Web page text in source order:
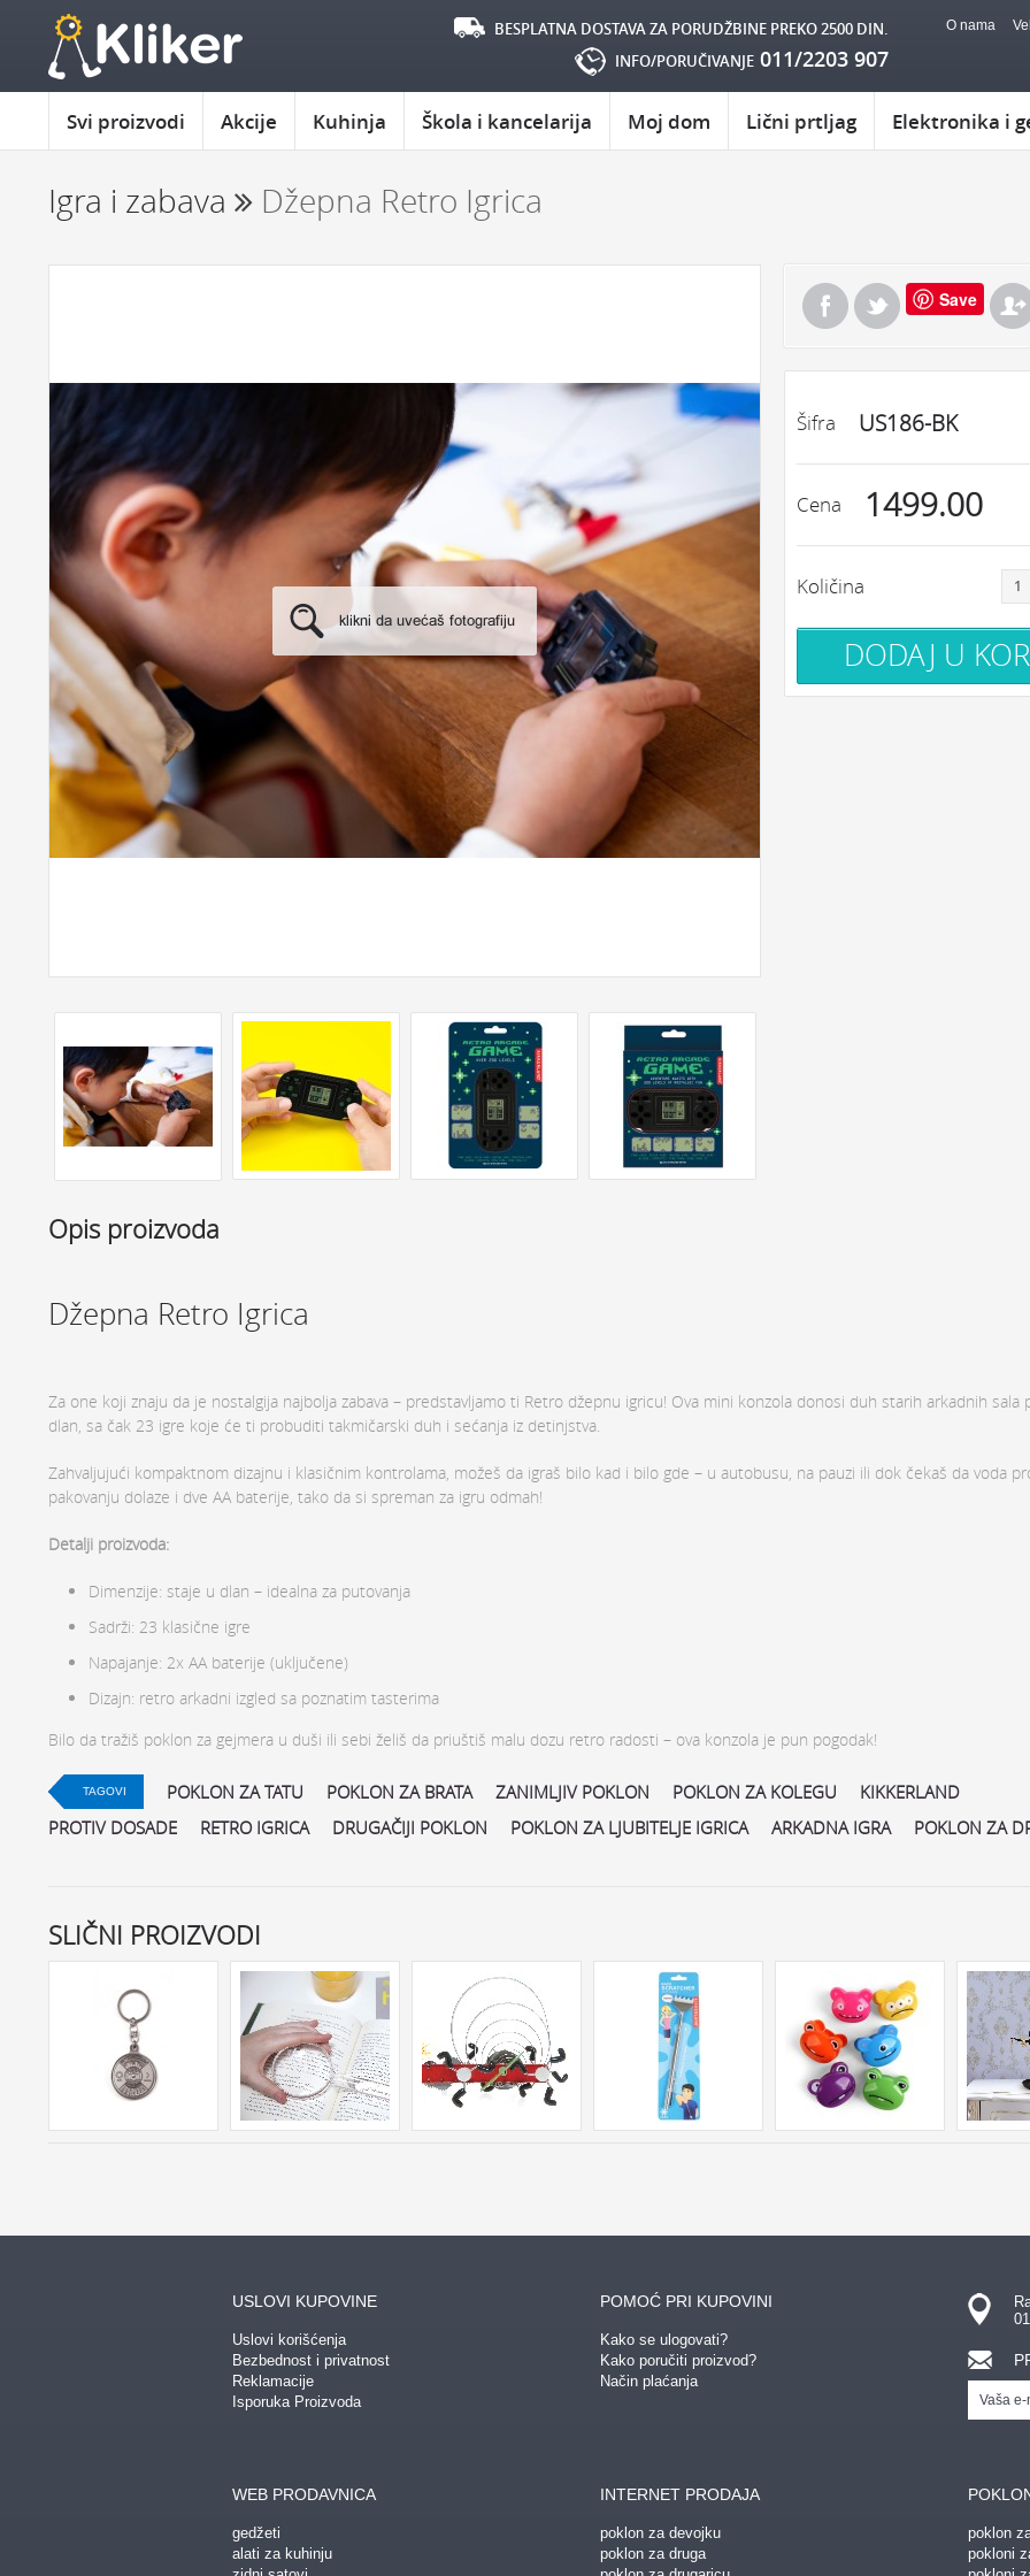
O nama
BESPLATNA DOSTAVA ZA PORUDŽBINE PREKO 2500 DIN.
INFO/PORUČIVANJE 011/2203 907
Svi proizvodi Akcije Kuhinja Škola i kancelarija Moj dom Lični prtljag Elektronika i
Igra i zabava Džepna Retro Igrica
Save
Šifra US186-BK
Cena 1499.00
Količina
Opis proizvoda
Džepna Retro Igrica
Za one koji znaju da je nostalgija najbolja zabava – predstavljamo ti Retro džepnu igricu! Ova mini konzola donosi duh starih arkadnih sala
dlan, sa čak 23 igre koje će ti probuditi takmičarski duh i sećanja iz detinjstva.
Zahvaljujući kompaktnom dizajnu i klasičnim kontrolama, možeš da igraš bilo kad i bilo gde – u autobusu, na pauzi ili dok čekaš da voda
pakovanju dolaze i dve AA baterije, tako da si spreman za igru odmah!
Detalji proizvoda:
Dimenzije: staje u dlan – idealna za putovanja
Sadrži: 23 klasične igre
Napajanje: 2x AA baterije (uključene)
Dizajn: retro arkadni izgled sa poznatim tasterima
Bilo da tražiš poklon za gejmera u duši ili sebi želiš da priuštiš malu dozu retro radosti – ova konzola je pun pogodak!
TAGOVI POKLON ZA TATU POKLON ZA BRATA ZANIMLJIV POKLON POKLON ZA KOLEGU
KIKKERLAND
PROTIV DOSADE
RETRO IGRICA DRUGAČIJI POKLON POKLON ZA LJUBITELJE IGRICA ARKADNA IGRA POKLON ZA
SLIČNI PROIZVODI
USLOVI KUPOVINE
Uslovi korišćenja
Bezbednost i privatnost
Reklamacije
Isporuka Proizvoda
POMOĆ PRI KUPOVINI
Kako se ulogovati?
Kako poručiti proizvod?
Način plaćanja
WEB PRODAVNICA
gedžeti
alati za kuhinju
INTERNET PRODAJA
poklon za devojku
poklon za druga
poklon
pokloni